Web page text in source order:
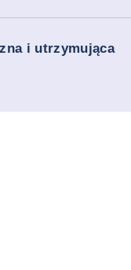
i utrzymująca